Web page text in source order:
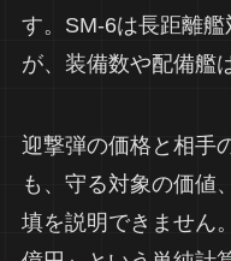
す。SM-6は長距離
が、装備数や配備艦
迎撃弾の価格と相手
も、守る対象の価値
填を説明できません